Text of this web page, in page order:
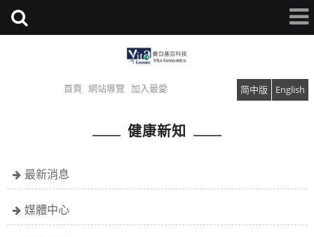
首頁 網站導覽 加入最愛 简中版 English
健康新知
最新消息
媒體中心